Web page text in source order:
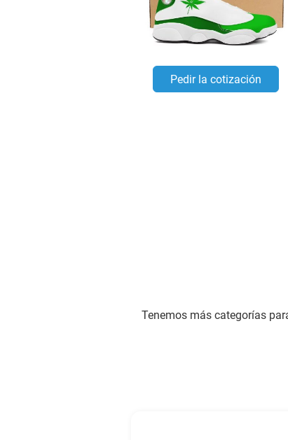
Pedir la cotización
Tenemos más categorías